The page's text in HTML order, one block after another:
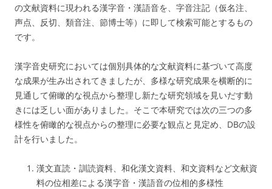
の文献資料に現われる漢字音・漢語音を、字音注記（仮名注、
声点、反切、類音注、節博士等）に即して検索可能とするもの
です。
漢字音史研究においては個別具体的な文献資料に基づいて高度
な成果が生み出されてきましたが、多様な研究成果を横断的に
見通して俯瞰的な視点から整理し新たな研究領域を見いだす動
きには乏しい面がありました。そこで本研究では次の三つの多
様性を俯瞰的な視点からの整理に必要な観点と見定め、DBの設
計を行いました。
漢文直読・訓読資料、和化漢文資料、和文資料など文献資
料の位相差による漢字音・漢語音の位相的多様性